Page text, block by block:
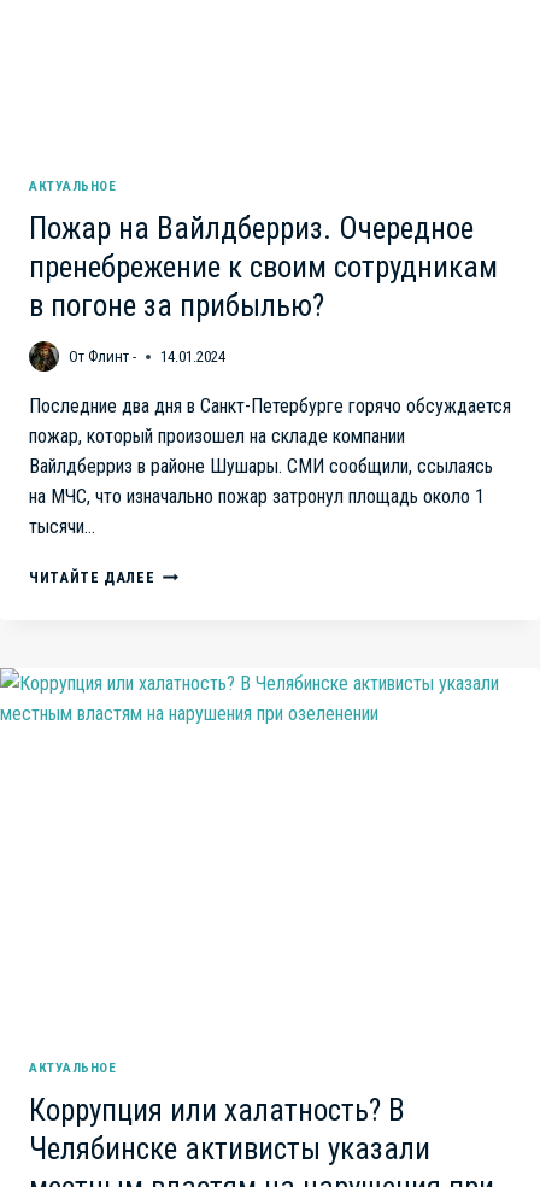
АКТУАЛЬНОЕ
Пожар на Вайлдберриз. Очередное
пренебрежение к своим сотрудникам
в погоне за прибылью?
От Флинт - 14.01.2024
Последние два дня в Санкт-Петербурге горячо обсуждается
пожар, который произошел на складе компании
Вайлдберриз в районе Шушары. СМИ сообщили, ссылаясь
на МЧС, что изначально пожар затронул площадь около 1
тысячи…
ЧИТАЙТЕ ДАЛЕЕ ПОЖАР
К
СВОИМ
АКТУАЛЬНОЕ
Коррупция или халатность? В
Челябинске активисты указали